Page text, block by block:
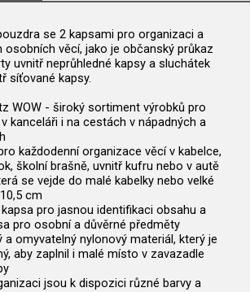
se 2 kapsami pro organizaci a
osobních věcí, jako je občanský průkaz
uvnitř neprůhledné kapsy a sluchátek
síťované kapsy.
WOW - široký sortiment výrobků pro
kanceláři i na cestách v nápadných a
každodenní organizace věcí v kabelce,
školní brašně, uvnitř kufru nebo v autě
se vejde do malé kabelky nebo velké
cm
pro jasnou identifikaci obsahu a
pro osobní a důvěrné předměty
a omyvatelný nylonový materiál, který je
aby zaplnil i malé místo v zavazadle
jsou k dispozici různé barvy a